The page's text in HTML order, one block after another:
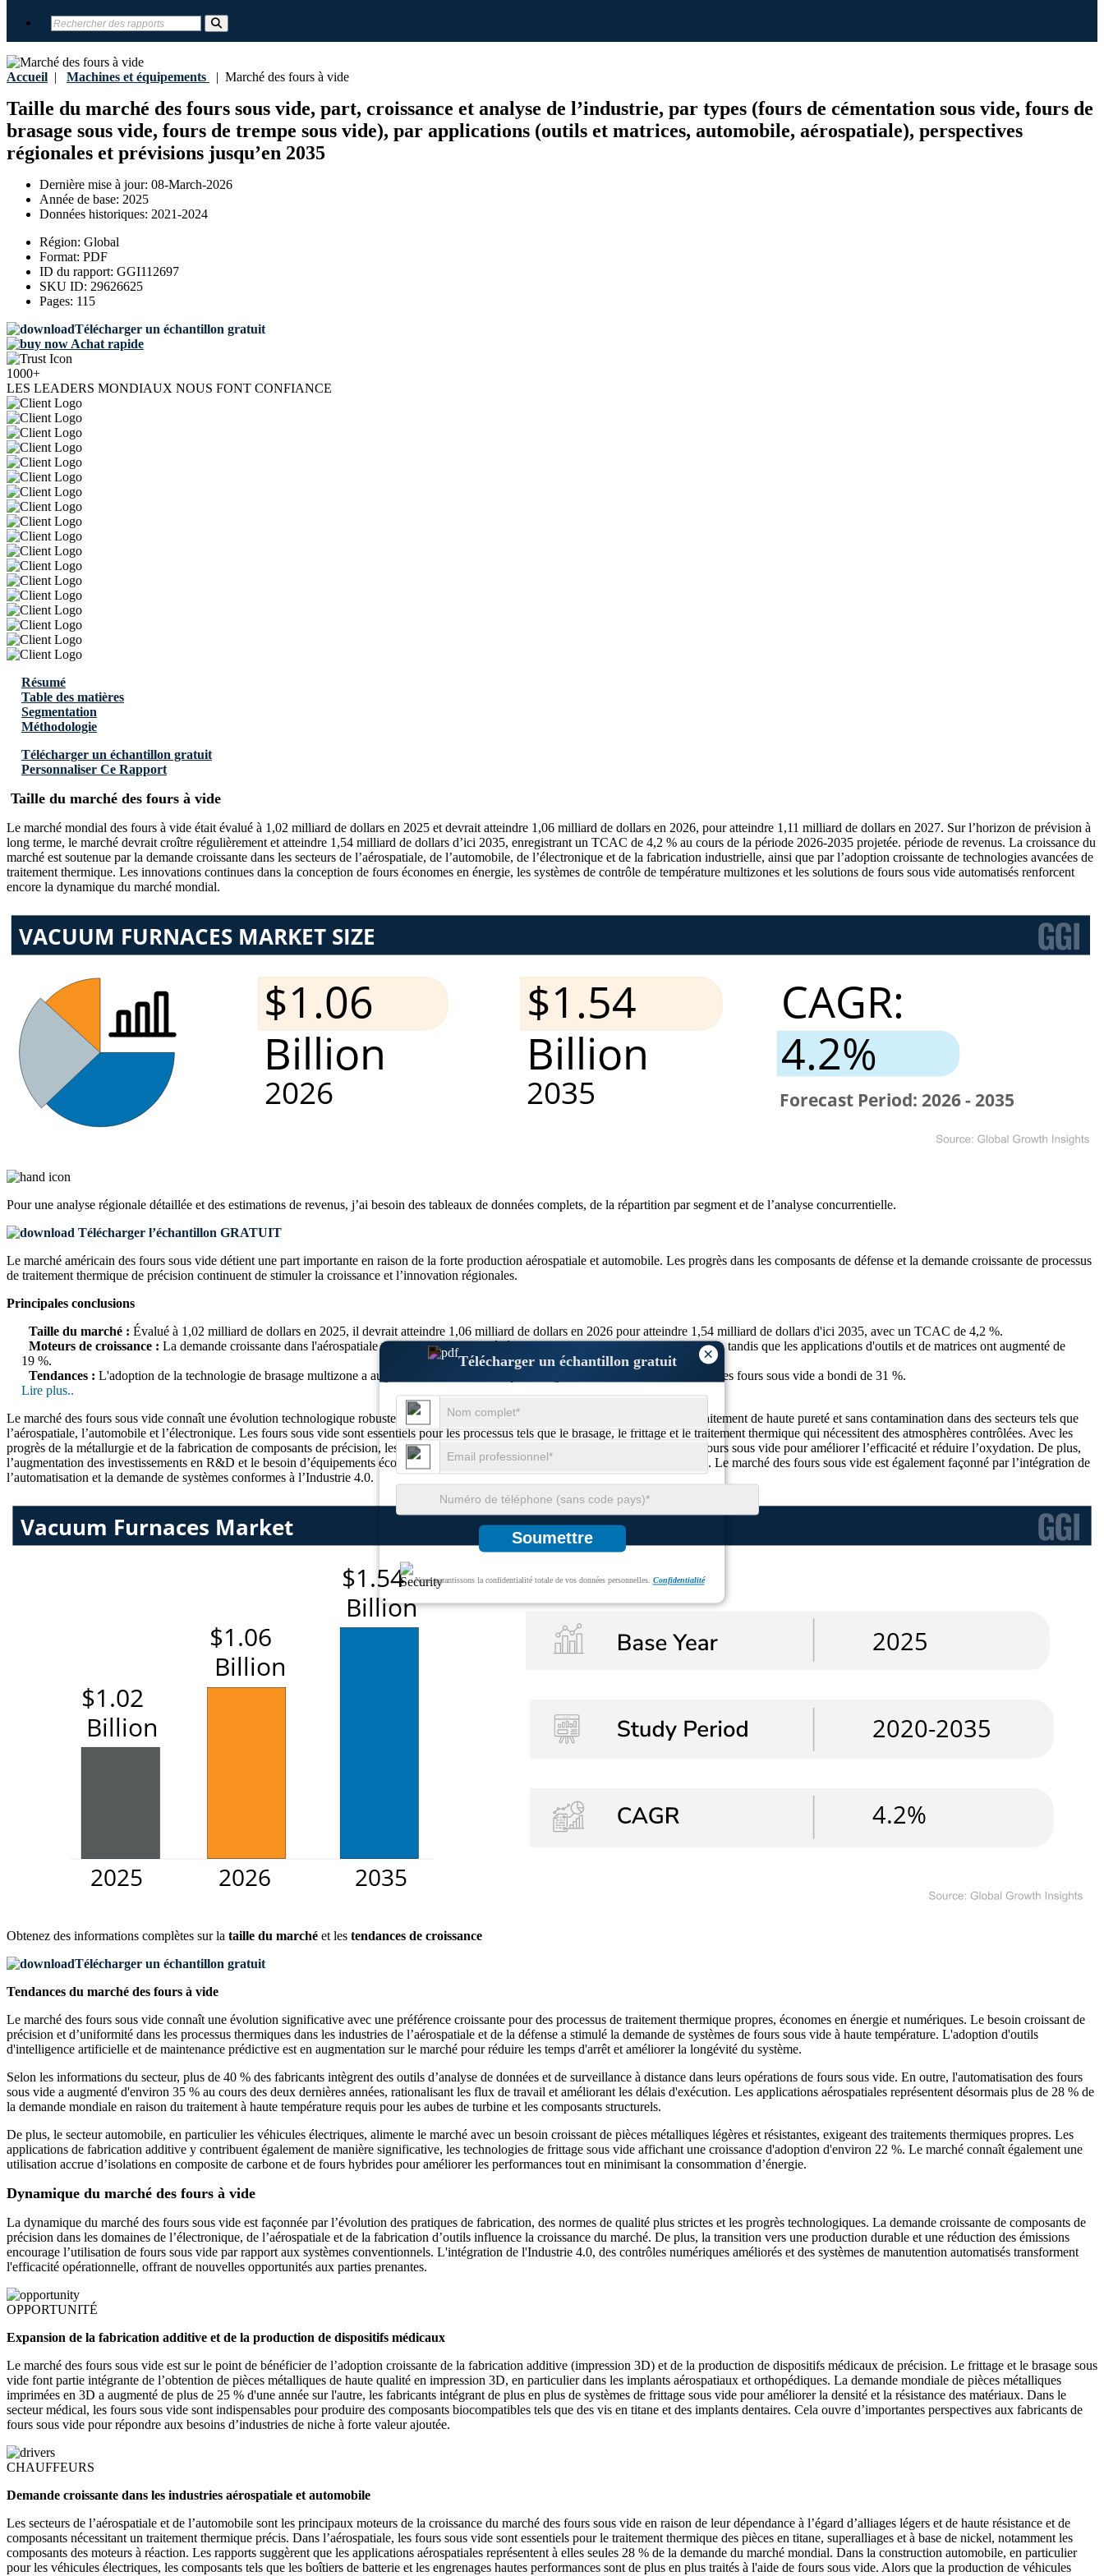
Accueil | Machines et équipements | Marché des fours à vide
Taille du marché des fours sous vide, part, croissance et analyse de l’industrie, par types (fours de cémentation sous vide, fours de
brasage sous vide, fours de trempe sous vide), par applications (outils et matrices, automobile, aérospatiale), perspectives
régionales et prévisions jusqu’en 2035
Dernière mise à jour: 08-March-2026
Année de base: 2025
Données historiques: 2021-2024
Région: Global
Format: PDF
ID du rapport: GGI112697
SKU ID: 29626625
Pages: 115
Télécharger un échantillon gratuit
Achat rapide
1000+
LES LEADERS MONDIAUX NOUS FONT CONFIANCE
×
Télécharger un échantillon gratuit
Soumettre
Nous garantissons la confidentialité totale de vos données personnelles. Confidentialité
Résumé
Table des matières
Segmentation
Méthodologie
Télécharger un échantillon gratuit
Personnaliser Ce Rapport
Taille du marché des fours à vide
Le marché mondial des fours à vide était évalué à 1,02 milliard de dollars en 2025 et devrait atteindre 1,06 milliard de dollars en 2026, pour atteindre 1,11 milliard de dollars en 2027. Sur l’horizon de prévision à
long terme, le marché devrait croître régulièrement et atteindre 1,54 milliard de dollars d’ici 2035, enregistrant un TCAC de 4,2 % au cours de la période 2026-2035 projetée. période de revenus. La croissance du
marché est soutenue par la demande croissante dans les secteurs de l’aérospatiale, de l’automobile, de l’électronique et de la fabrication industrielle, ainsi que par l’adoption croissante de technologies avancées de
traitement thermique. Les innovations continues dans la conception de fours économes en énergie, les systèmes de contrôle de température multizones et les solutions de fours sous vide automatisés renforcent
encore la dynamique du marché mondial.
Pour une analyse régionale détaillée et des estimations de revenus, j’ai besoin des tableaux de données complets, de la répartition par segment et de l’analyse concurrentielle.
Télécharger l’échantillon GRATUIT
Le marché américain des fours sous vide détient une part importante en raison de la forte production aérospatiale et automobile. Les progrès dans les composants de défense et la demande croissante de processus
de traitement thermique de précision continuent de stimuler la croissance et l’innovation régionales.
Principales conclusions
Taille du marché : Évalué à 1,02 milliard de dollars en 2025, il devrait atteindre 1,06 milliard de dollars en 2026 pour atteindre 1,54 milliard de dollars d'ici 2035, avec un TCAC de 4,2 %.
Moteurs de croissance : La demande croissante dans l'aérospatiale et l'automobile a entraîné une augmentation de l'adoption de 28 %, tandis que les applications d'outils et de matrices ont augmenté de
19 %.
Tendances : L'adoption de la technologie de brasage multizone a augmenté de 23 %, tandis que l'intégration de l'automatisation dans les fours sous vide a bondi de 31 %.
Lire plus..
Le marché des fours sous vide connaît une évolution technologique robuste, stimulée par la demande croissante d’environnements de traitement de haute pureté et sans contamination dans des secteurs tels que
l’aérospatiale, l’automobile et l’électronique. Les fours sous vide sont essentiels pour les processus tels que le brasage, le frittage et le traitement thermique qui nécessitent des atmosphères contrôlées. Avec les
progrès de la métallurgie et de la fabrication de composants de précision, les fabricants se tournent de plus en plus vers les systèmes de fours sous vide pour améliorer l’efficacité et réduire l’oxydation. De plus,
l’augmentation des investissements en R&D et le besoin d’équipements économes en énergie ont intensifié la concurrence sur le marché. Le marché des fours sous vide est également façonné par l’intégration de
l’automatisation et la demande de systèmes conformes à l’Industrie 4.0.
Obtenez des informations complètes sur la taille du marché et les tendances de croissance
Télécharger un échantillon gratuit
Tendances du marché des fours à vide
Le marché des fours sous vide connaît une évolution significative avec une préférence croissante pour des processus de traitement thermique propres, économes en énergie et numériques. Le besoin croissant de
précision et d’uniformité dans les processus thermiques dans les industries de l’aérospatiale et de la défense a stimulé la demande de systèmes de fours sous vide à haute température. L'adoption d'outils
d'intelligence artificielle et de maintenance prédictive est en augmentation sur le marché pour réduire les temps d'arrêt et améliorer la longévité du système.
Selon les informations du secteur, plus de 40 % des fabricants intègrent des outils d’analyse de données et de surveillance à distance dans leurs opérations de fours sous vide. En outre, l'automatisation des fours
sous vide a augmenté d'environ 35 % au cours des deux dernières années, rationalisant les flux de travail et améliorant les délais d'exécution. Les applications aérospatiales représentent désormais plus de 28 % de
la demande mondiale en raison du traitement à haute température requis pour les aubes de turbine et les composants structurels.
De plus, le secteur automobile, en particulier les véhicules électriques, alimente le marché avec un besoin croissant de pièces métalliques légères et résistantes, exigeant des traitements thermiques propres. Les
applications de fabrication additive y contribuent également de manière significative, les technologies de frittage sous vide affichant une croissance d'adoption d'environ 22 %. Le marché connaît également une
utilisation accrue d’isolations en composite de carbone et de fours hybrides pour améliorer les performances tout en minimisant la consommation d’énergie.
Dynamique du marché des fours à vide
La dynamique du marché des fours sous vide est façonnée par l’évolution des pratiques de fabrication, des normes de qualité plus strictes et les progrès technologiques. La demande croissante de composants de
précision dans les domaines de l’électronique, de l’aérospatiale et de la fabrication d’outils influence la croissance du marché. De plus, la transition vers une production durable et une réduction des émissions
encourage l’utilisation de fours sous vide par rapport aux systèmes conventionnels. L'intégration de l'Industrie 4.0, des contrôles numériques améliorés et des systèmes de manutention automatisés transforment
l'efficacité opérationnelle, offrant de nouvelles opportunités aux parties prenantes.
OPPORTUNITÉ
Expansion de la fabrication additive et de la production de dispositifs médicaux
Le marché des fours sous vide est sur le point de bénéficier de l’adoption croissante de la fabrication additive (impression 3D) et de la production de dispositifs médicaux de précision. Le frittage et le brasage sous
vide font partie intégrante de l’obtention de pièces métalliques de haute qualité en impression 3D, en particulier dans les implants aérospatiaux et orthopédiques. La demande mondiale de pièces métalliques
imprimées en 3D a augmenté de plus de 25 % d'une année sur l'autre, les fabricants intégrant de plus en plus de systèmes de frittage sous vide pour améliorer la densité et la résistance des matériaux. Dans le
secteur médical, les fours sous vide sont indispensables pour produire des composants biocompatibles tels que des vis en titane et des implants dentaires. Cela ouvre d’importantes perspectives aux fabricants de
fours sous vide pour répondre aux besoins d’industries de niche à forte valeur ajoutée.
CHAUFFEURS
Demande croissante dans les industries aérospatiale et automobile
Les secteurs de l’aérospatiale et de l’automobile sont les principaux moteurs de la croissance du marché des fours sous vide en raison de leur dépendance à l’égard d’alliages légers et de haute résistance et de
composants nécessitant un traitement thermique précis. Dans l’aérospatiale, les fours sous vide sont essentiels pour le traitement thermique des pièces en titane, superalliages et à base de nickel, notamment les
composants des moteurs à réaction. Les rapports suggèrent que les applications aérospatiales représentent à elles seules 28 % de la demande du marché mondial. Dans la construction automobile, en particulier
pour les véhicules électriques, les composants tels que les boîtiers de batterie et les engrenages hautes performances sont de plus en plus traités à l'aide de fours sous vide. Alors que la production de véhicules